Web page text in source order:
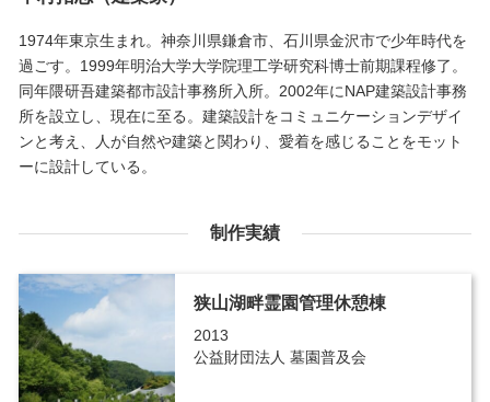
1974年東京生まれ。神奈川県鎌倉市、石川県金沢市で少年時代を
過ごす。1999年明治大学大学院理工学研究科博士前期課程修了。
同年隈研吾建築都市設計事務所入所。2002年にNAP建築設計事務
所を設立し、現在に至る。建築設計をコミュニケーションデザイ
ンと考え、人が自然や建築と関わり、愛着を感じることをモット
ーに設計している。
制作実績
狭山湖畔霊園管理休憩棟
2013
公益財団法人 墓園普及会